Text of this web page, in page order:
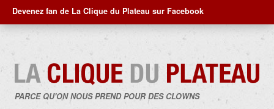
Devenez fan de La Clique du Plateau sur Facebook
PARCE QU'ON NOUS PREND POUR DES CLOWNS